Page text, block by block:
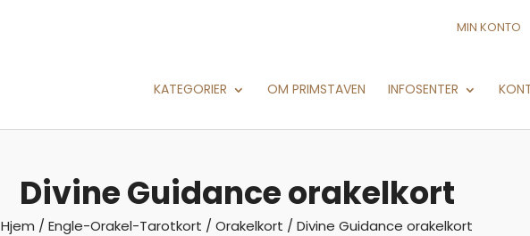
MIN KONTO
KATEGORIER OM PRIMSTAVEN INFOSENTER
Divine Guidance orakelkort
Hjem /Engle-Orakel-Tarotkort /Orakelkort / Divine Guidance orakelkort